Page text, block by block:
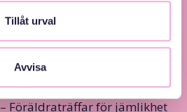
Tillåt urval
Avvisa
Föräldraträffar för jämlikhet